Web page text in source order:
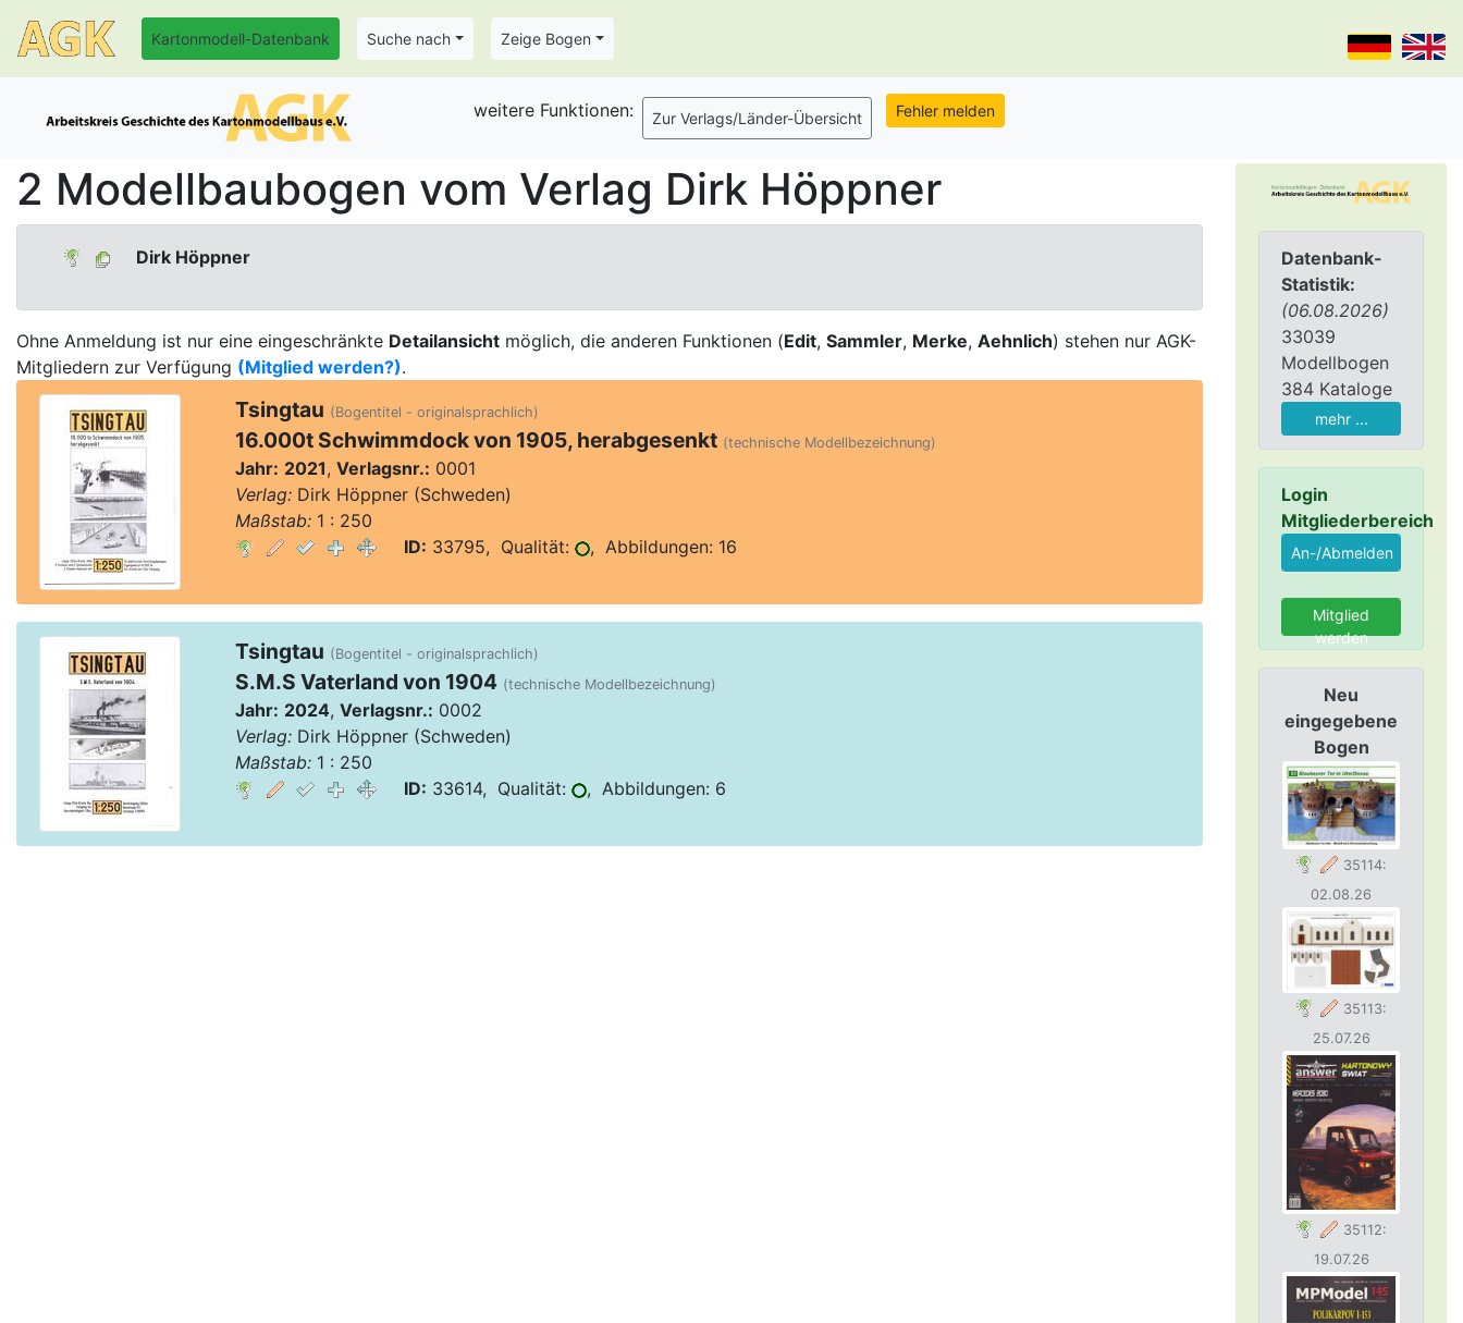
Kartonmodell-Datenbank Suche nach Zeige Bogen
Datenbank-
Statistik:
(06.08.2026)
33039
Modellbogen
384 Kataloge
mehr ...
Login
Mitgliederbereich
Mitglied
werden
Neu
eingegebene
Bogen
35114:
02.08.26
35113:
25.07.26
35112:
19.07.26
weitere Funktionen:
2 Modellbaubogen vom Verlag Dirk Höppner
Dirk Höppner
Ohne Anmeldung ist nur eine eingeschränkte Detailansicht möglich, die anderen Funktionen (Edit, Sammler, Merke, Aehnlich) stehen nur AGK-
Mitgliedern zur Verfügung (Mitglied werden?).
Tsingtau (Bogentitel - originalsprachlich)
16.000t Schwimmdock von 1905, herabgesenkt (technische Modellbezeichnung)
Jahr: 2021, Verlagsnr.: 0001
Verlag:Dirk Höppner (Schweden)
Maßstab:1 : 250
ID: 33795, Qualität: , Abbildungen: 16
Tsingtau (Bogentitel - originalsprachlich)
S.M.S Vaterland von 1904 (technische Modellbezeichnung)
Jahr: 2024, Verlagsnr.: 0002
Verlag:Dirk Höppner (Schweden)
Maßstab:1 : 250
ID: 33614, Qualität: , Abbildungen: 6